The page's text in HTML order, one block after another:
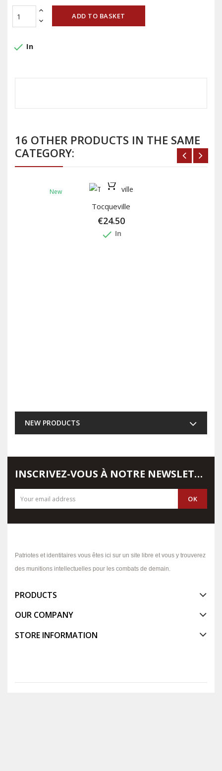
ADD TO BASKET
done In
16 OTHER PRODUCTS IN THE SAME
CATEGORY:
New
Tocqueville
€24.50
done In
NEW PRODUCTS
INSCRIVEZ-VOUS À NOTRE NEWSLETTER
Patriotes et identitaires vous êtes ici sur un site libre et vous y trouverez
des munitions intellectuelles pour les combats de demain.
PRODUCTS
OUR COMPANY
STORE INFORMATION